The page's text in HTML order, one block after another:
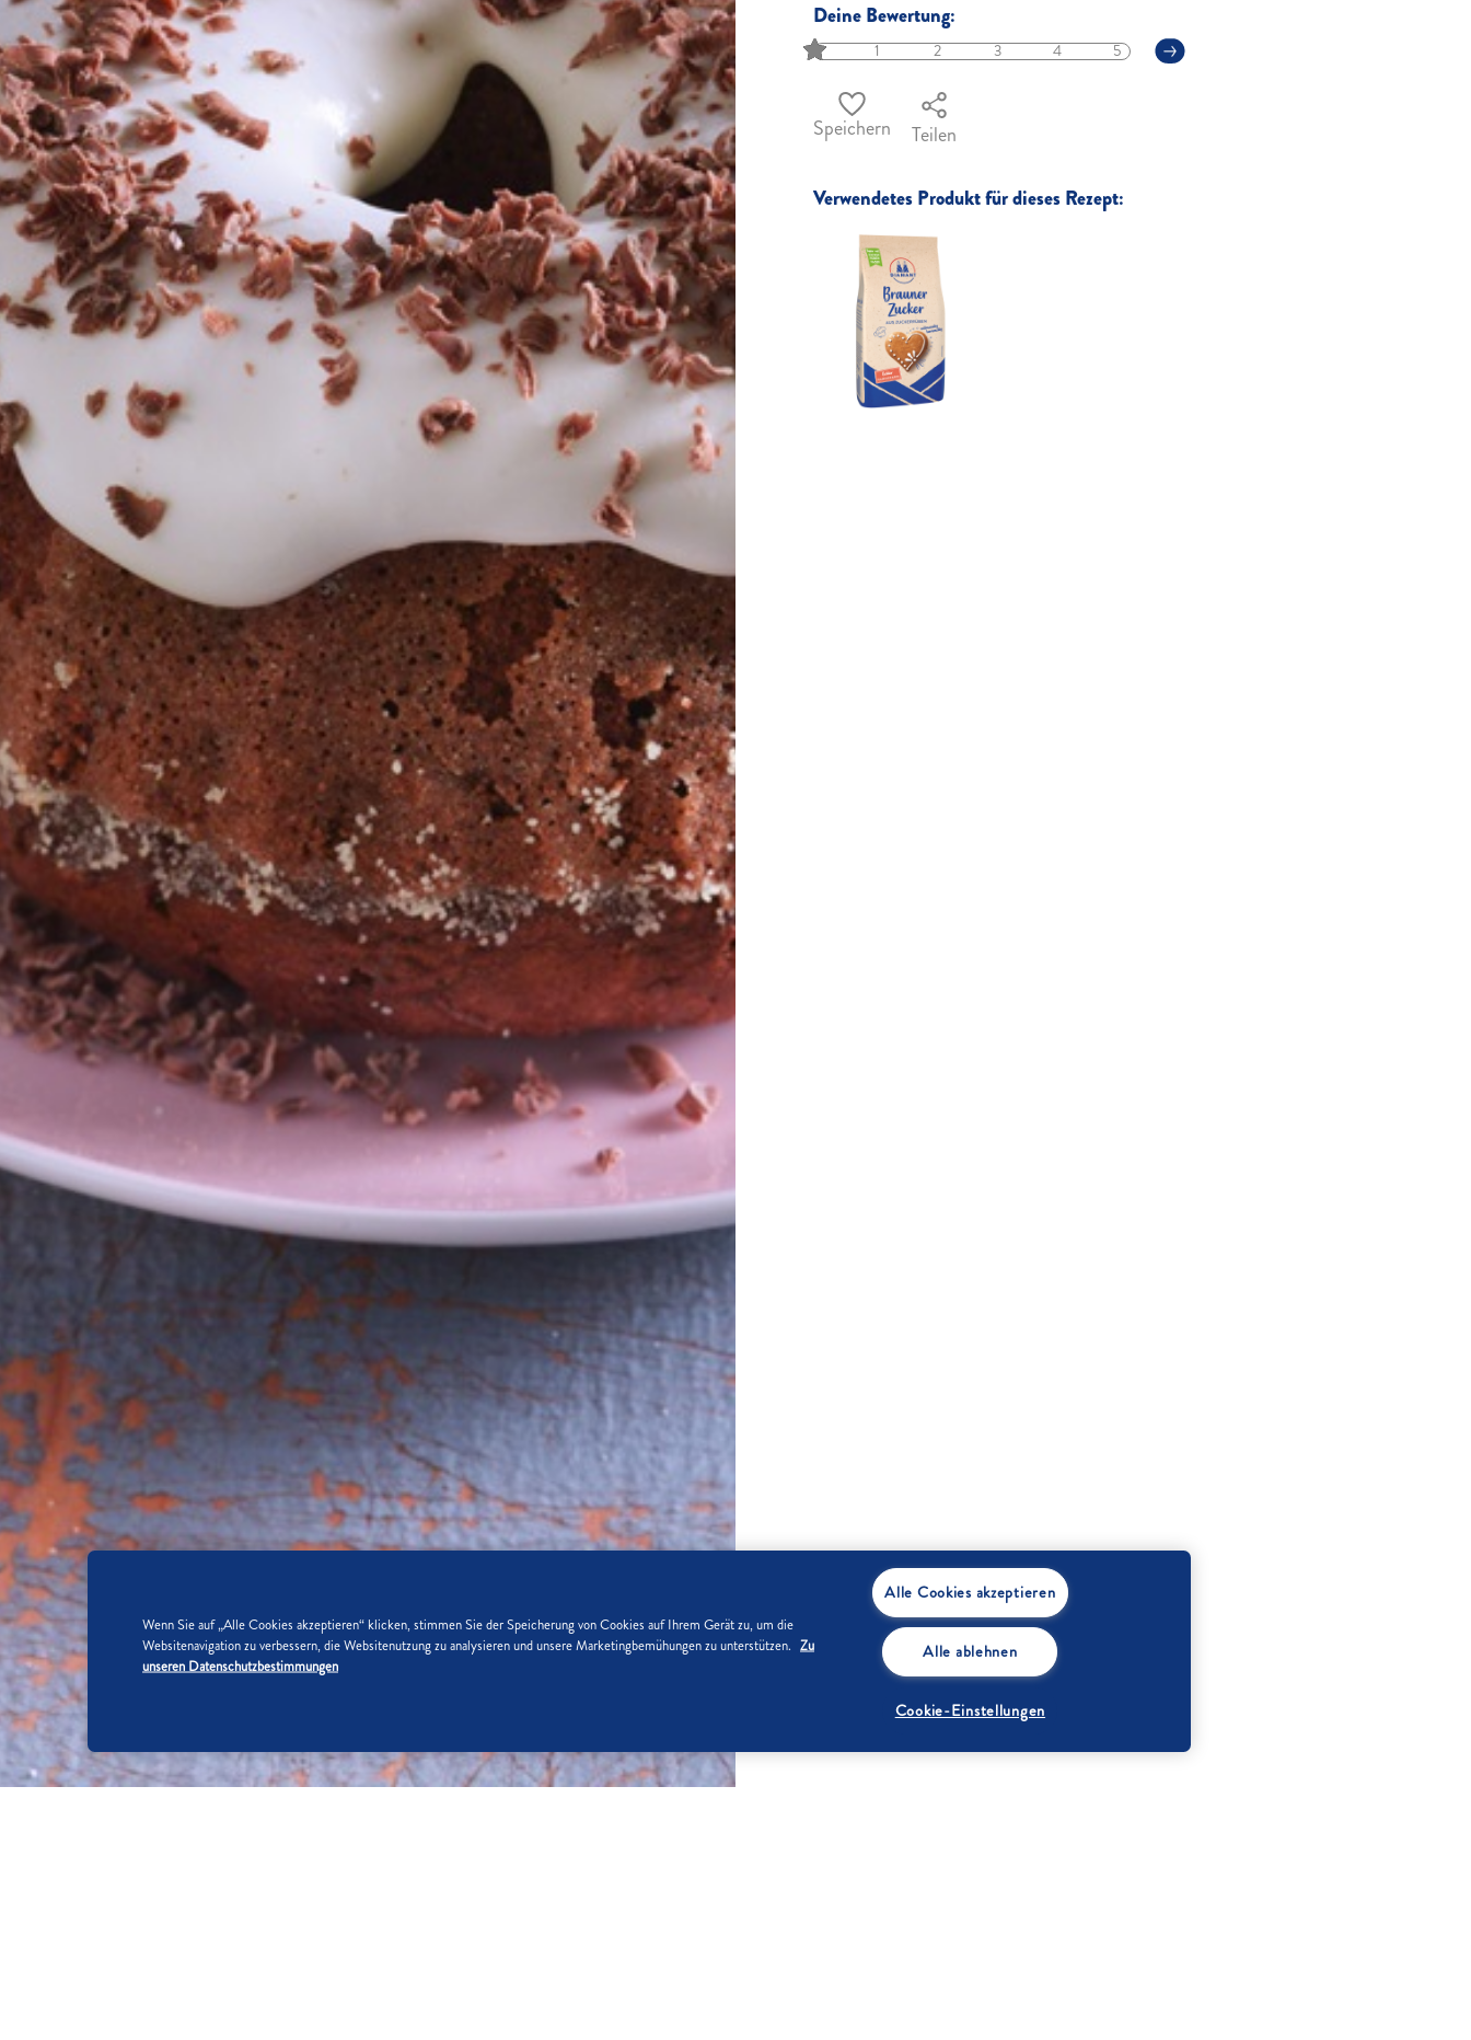
Deine Bewertung:
1 2 3 4 5
Speichern Teilen
Verwendetes Produkt für dieses Rezept:
Wenn Sie auf „Alle Cookies akzeptieren“ klicken, stimmen Sie der Speicherung von Cookies auf Ihrem Gerät zu, um die
Websitenavigation zu verbessern, die Websitenutzung zu analysieren und unsere Marketingbemühungen zu unterstützen. Zu
unseren Datenschutzbestimmungen
Alle Cookies akzeptieren
Alle ablehnen
Cookie-Einstellungen